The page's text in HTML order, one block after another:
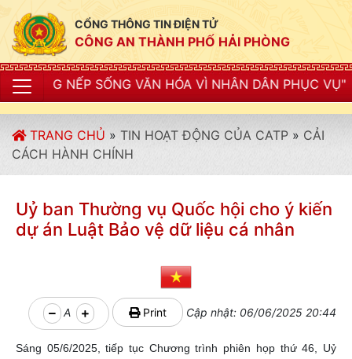
CỔNG THÔNG TIN ĐIỆN TỬ
CÔNG AN THÀNH PHỐ HẢI PHÒNG
SỐNG VĂN HÓA VÌ NHÂN DÂN PHỤC VỤ"
TRANG CHỦ » TIN HOẠT ĐỘNG CỦA CATP » CẢI
CÁCH HÀNH CHÍNH
Uỷ ban Thường vụ Quốc hội cho ý kiến
dự án Luật Bảo vệ dữ liệu cá nhân
A Print Cập nhật: 06/06/2025 20:44
Sáng 05/6/2025, tiếp tục Chương trình phiên họp thứ 46, Uỷ